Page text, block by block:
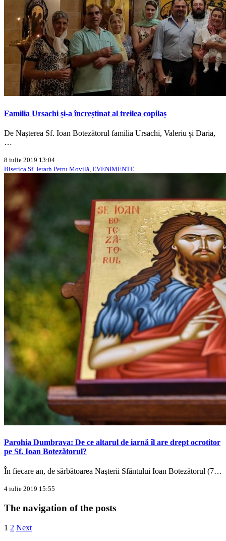
Familia Ursachi și-a încreștinat al treilea copilaș
De Nașterea Sf. Ioan Botezătorul familia Ursachi, Valeriu și Daria,
…
8 iulie 2019 13:04
Biserica Sf. Ierarh Petru Movilă EVENIMENTE
Parohia Dumbrava: De ce altarul de iarnă îl are drept ocrotitor
pe Sf. Ioan Botezătorul?
În fiecare an, de sărbătoarea Naşterii Sfântului Ioan Botezătorul (7…
4 iulie 2019 15:55
The navigation of the posts
1 2 Next